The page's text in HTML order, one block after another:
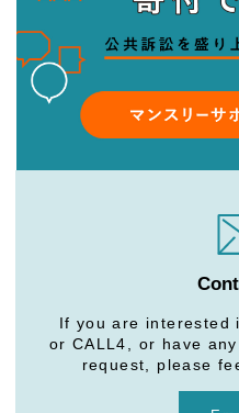
If you are interested
or CALL4, or have
request, please